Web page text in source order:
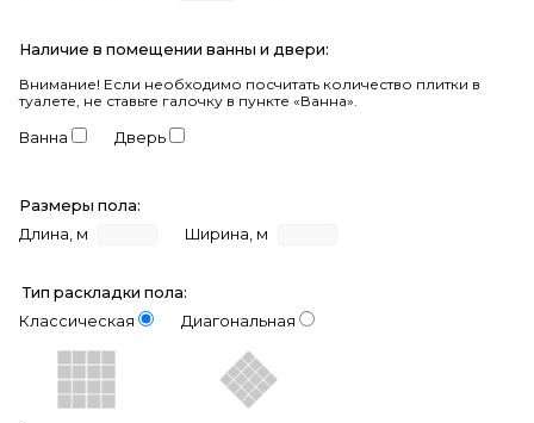
Наличие в помещении ванны и двери:
Внимание! Если необходимо посчитать количество плитки в
туалете, не ставьте галочку в пункте «Ванна».
Ванна Дверь
Размеры пола:
Длина, м
Ширина, м
Тип раскладки пола:
Классическая
Диагональная